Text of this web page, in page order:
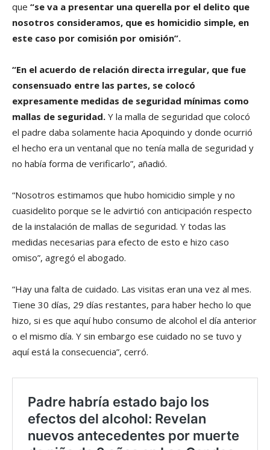
que “se va a presentar una querella por el delito que
nosotros consideramos, que es homicidio simple, en
este caso por comisión por omisión”.
“En el acuerdo de relación directa irregular, que fue
consensuado entre las partes, se colocó
expresamente medidas de seguridad mínimas como
mallas de seguridad. Y la malla de seguridad que colocó
el padre daba solamente hacia Apoquindo y donde ocurrió
el hecho era un ventanal que no tenía malla de seguridad y
no había forma de verificarlo”, añadió.
“Nosotros estimamos que hubo homicidio simple y no
cuasidelito porque se le advirtió con anticipación respecto
de la instalación de mallas de seguridad. Y todas las
medidas necesarias para efecto de esto e hizo caso
omiso”, agregó el abogado.
“Hay una falta de cuidado. Las visitas eran una vez al mes.
Tiene 30 días, 29 días restantes, para haber hecho lo que
hizo, si es que aquí hubo consumo de alcohol el día anterior
o el mismo día. Y sin embargo ese cuidado no se tuvo y
aquí está la consecuencia”, cerró.